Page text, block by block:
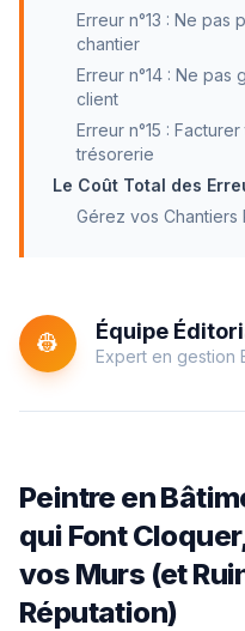
Erreur n°13 : Ne
chantier
Erreur n°14 : Ne
client
Erreur n°15 :
trésorerie
Le Coût Total des
Gérez vos Chantiers
👷 Équipe
Expert en gestion
Peintre en
qui Font
vos Murs (et
Réputation)